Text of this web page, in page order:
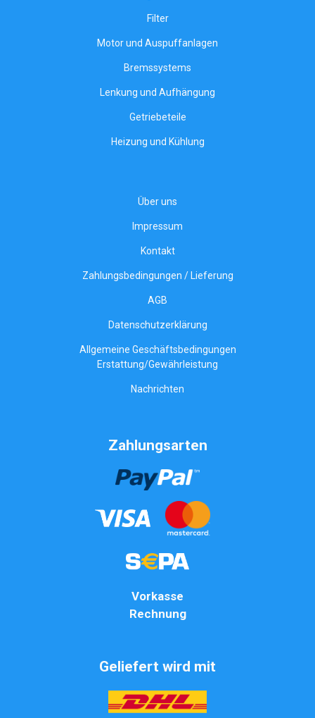
Filter
Motor und Auspuffanlagen
Bremssystems
Lenkung und Aufhängung
Getriebeteile
Heizung und Kühlung
Über uns
Impressum
Kontakt
Zahlungsbedingungen / Lieferung
AGB
Datenschutzerklärung
Allgemeine Geschäftsbedingungen
Erstattung/Gewährleistung
Nachrichten
Zahlungsarten
Vorkasse
Rechnung
Geliefert wird mit